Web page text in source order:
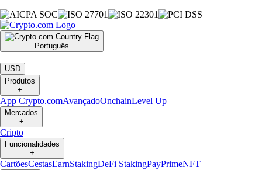
Português
|
USD
Produtos
+
App Crypto.comAvançadoOnchainLevel Up
Mercados
+
Cripto
Funcionalidades
+
CartõesCestasEarnStakingDeFi StakingPayPrimeNFT